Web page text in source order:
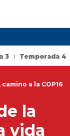
3 Temporada 4
a la COP16
la
vida